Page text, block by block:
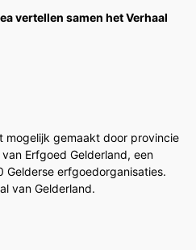
vertellen samen het Verhaal
mogelijk gemaakt door provincie
Erfgoed Gelderland, een
erfgoedorganisaties.
van Gelderland.